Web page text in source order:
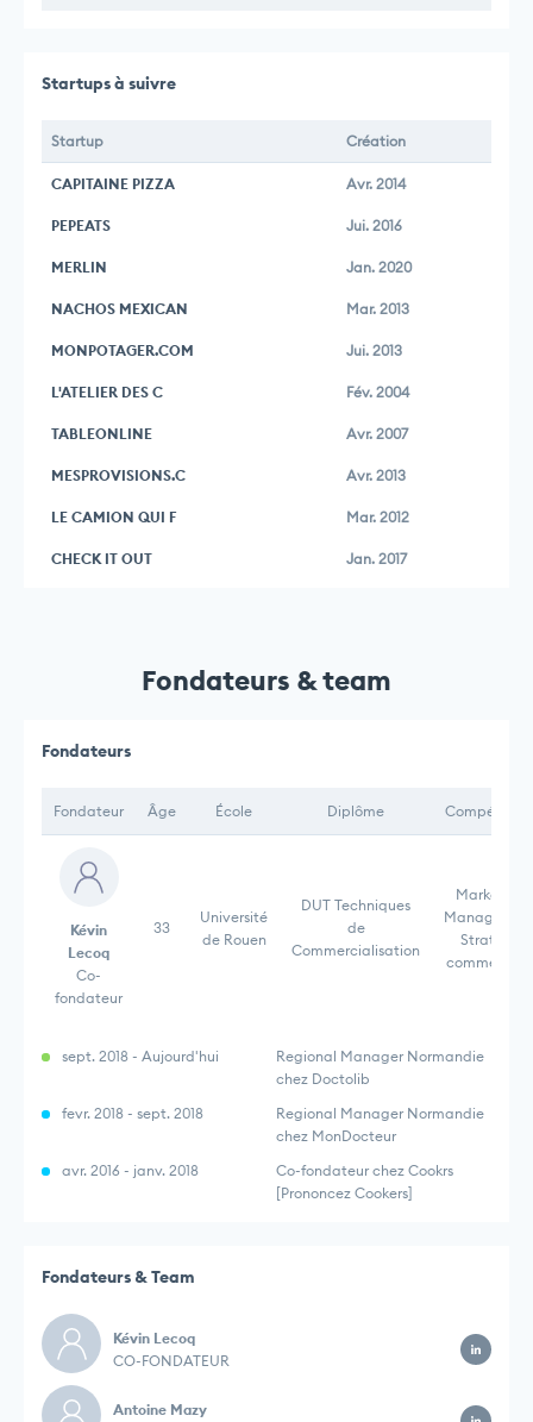
Startups à suivre
Startup Création
CAPITAINE PIZZA Avr. 2014
PEPEATS Jui. 2016
MERLIN Jan. 2020
NACHOS MEXICAN Mar. 2013
MONPOTAGER.COM Jui. 2013
L'ATELIER DES C Fév. 2004
TABLEONLINE Avr. 2007
MESPROVISIONS.C Avr. 2013
LE CAMION QUI F Mar. 2012
CHECK IT OUT Jan. 2017
Fondateurs & team
Fondateurs
Fondateur Âge École Diplôme
Kévin
Lecoq
Co-
fondateur
33
Université
de Rouen
DUT Techniques
de
Commercialisation
Marketing,
Stratégie
sept. 2018 - Aujourd'hui
Regional Manager Normandie
chez Doctolib
fevr. 2018 - sept. 2018
Regional Manager Normandie
chez MonDocteur
avr. 2016 - janv. 2018
Co-fondateur chez Cookrs
[Prononcez Cookers]
Fondateurs & Team
Kévin Lecoq
CO-FONDATEUR
Antoine Mazy